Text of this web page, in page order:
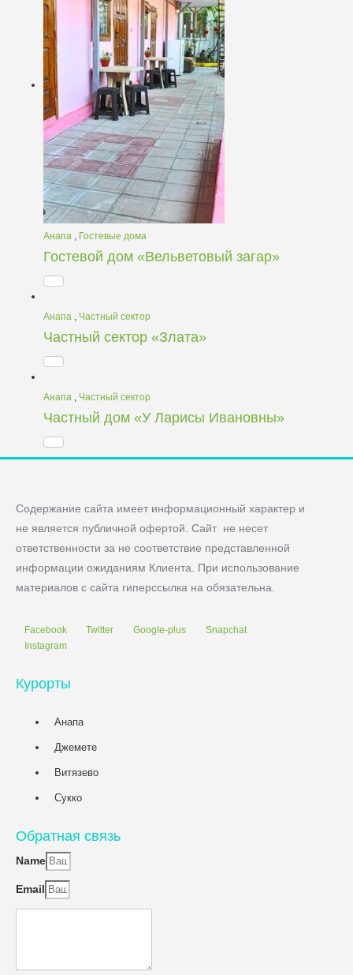
Анапа , Гостевые дома
Гостевой дом «Вельветовый загар»
Анапа , Частный сектор
Частный сектор «Злата»
Анапа , Частный сектор
Частный дом «У Ларисы Ивановны»
Содержание сайта имеет информационный характер и
не является публичной офертой. Сайт не несет
ответственности за не соответствие представленной
информации ожиданиям Клиента. При использование
материалов с сайта гиперссылка на обязательна.
Facebook Twitter Google-plus
Snapchat
Instagram
Курорты
Анапа
Джемете
Витязево
Сукко
Обратная связь
Name
Email